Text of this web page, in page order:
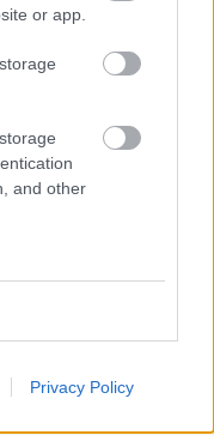
or app.
and other
Privacy Policy
του Ψάρρα
στο
και